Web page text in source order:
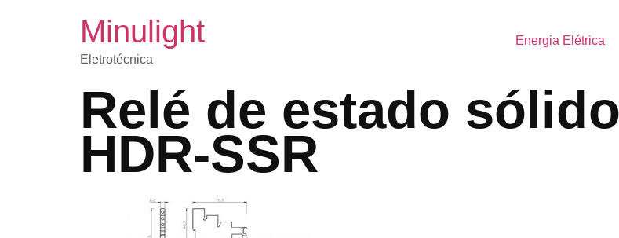
Minulight
Eletrotécnica
Energia Elétrica
Relé de estado
HDR-SSR